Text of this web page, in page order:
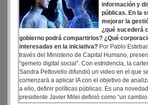
información y
públicas. En la
mejorar la
¿qué sucederá
gobierno podrá compartirlos? ¿Qué
interesadas en la iniciativa? Por Pablo
través del Ministerio de Capital Humano,
“gemelo digital social”. Con estridencia, la
Sandra Pettovello difundió un video en el que
comenzará a aplicar IA con el objetivo de
a ello, definir políticas públicas. Es una
presidente Javier Milei definió como “un